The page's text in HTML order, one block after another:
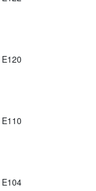
E120
E110
E104